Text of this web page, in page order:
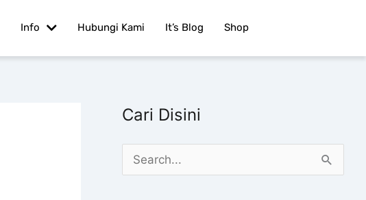
Info Hubungi Kami It’s Blog Shop
Cari Disini